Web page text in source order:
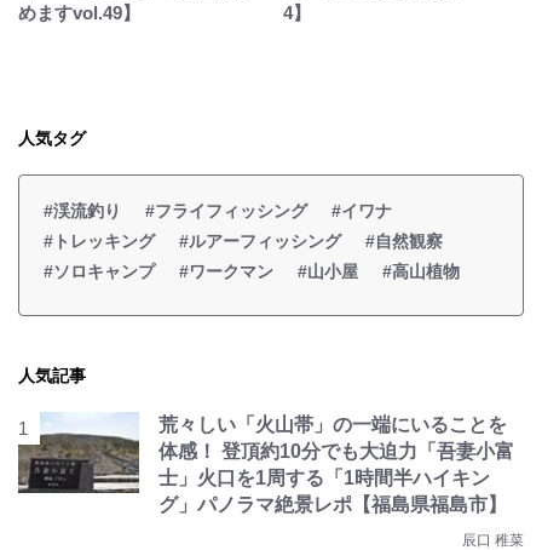
めますvol.49】
4】
人気タグ
#渓流釣り #フライフィッシング
#イワナ
#トレッキング
#ルアーフィッシング
#自然観察
#ソロキャンプ
#ワークマン #山小屋 #高山植物
人気記事
荒々しい「火山帯」の一端にいることを
体感！ 登頂約10分でも大迫力「吾妻小富
士」火口を1周する「1時間半ハイキン
グ」パノラマ絶景レポ【福島県福島市】
辰口 稚菜